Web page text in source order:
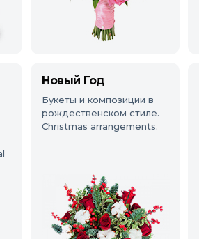
Новый Год
Букеты и композиции в
рождественском стиле.
Christmas arrangements.